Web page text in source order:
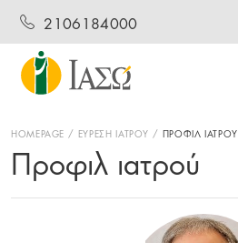
2106184000
HOMEPAGE ΕΥΡΕΣΗ ΙΑΤΡΟΥ ΠΡΟΦΙΛ ΙΑΤΡΟΥ
Προφιλ ιατρού